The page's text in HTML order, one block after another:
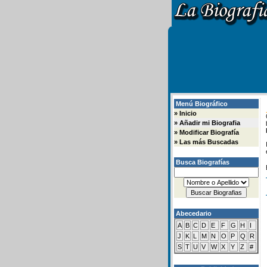
Menú Biográfico
» Inicio
» Añadir mi Biografia
» Modificar Biografía
» Las más Buscadas
Busca Biografías
Abecedario
A B C D E F G H
I
J
K L M N O P Q
R
S T U V W X Y Z #